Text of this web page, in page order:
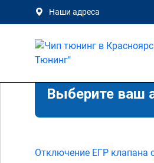
Наши адреса
Выберите ваш
Отключение ЕГР клапана